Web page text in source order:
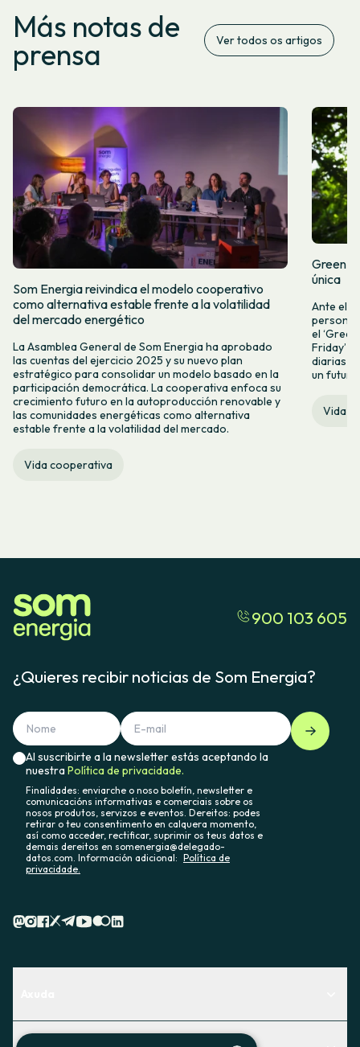
Más notas de
prensa Ver todos os artigos
Som Energia reivindica el modelo cooperativo
como alternativa estable frente a la volatilidad
del mercado energético
La Asamblea General de Som Energia ha aprobado
las cuentas del ejercicio 2025 y su nuevo plan
estratégico para consolidar un modelo basado en la
participación democrática. La cooperativa enfoca su
crecimiento futuro en la autoproducción renovable y
las comunidades energéticas como alternativa
estable frente a la volatilidad del mercado.
Vida cooperativa
Green
única
Ante el
el
Friday’
diarias y
un
Vida
900 103 605
¿Quieres recibir noticias de Som Energia?
Al suscribirte a la newsletter estás aceptando la
nuestraPolítica de privacidade.
Finalidades: enviarche o noso boletín, newsletter e
comunicacións informativas e comerciais sobre os
nosos produtos, servizos e eventos. Dereitos: podes
retirar o teu consentimento en calquera momento,
así como acceder, rectificar, suprimir os teus datos e
demais dereitos en somenergia@delegado-
datos.com. Información adicional: Política de
privacidade.